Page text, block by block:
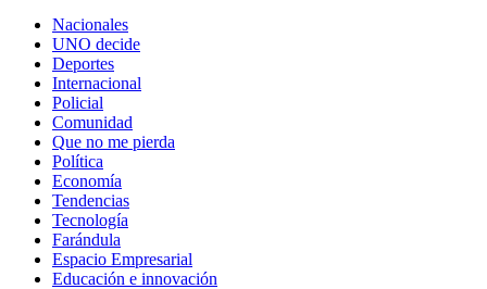
Nacionales
UNO decide
Deportes
Internacional
Policial
Comunidad
Que no me pierda
Política
Economía
Tendencias
Tecnología
Farándula
Espacio Empresarial
Educación e innovación